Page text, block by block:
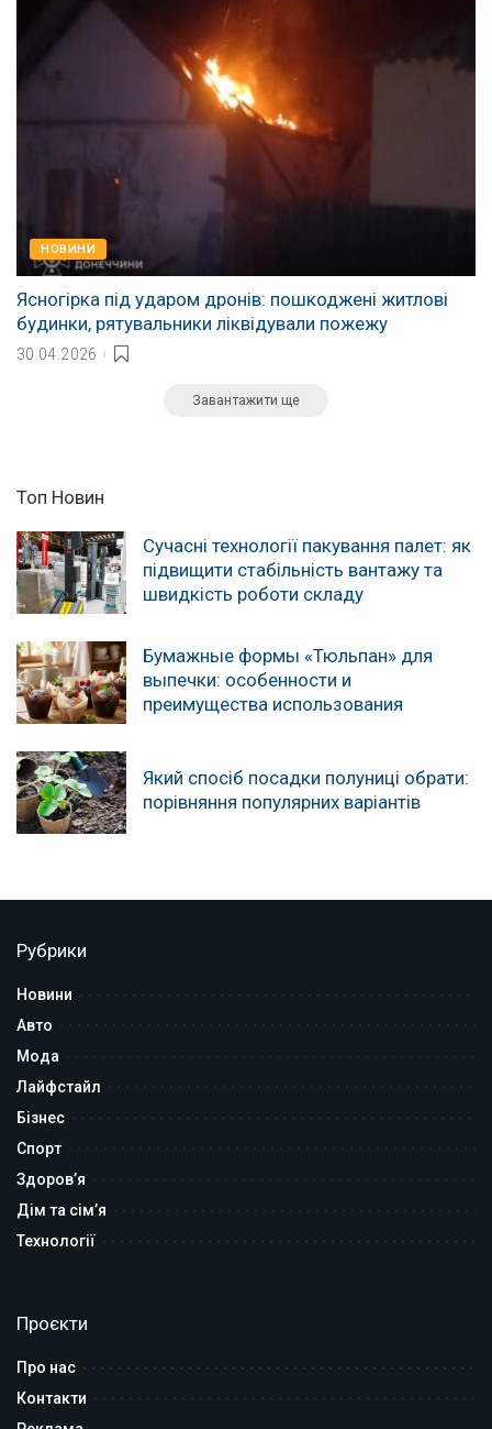
НОВИНИ
Ясногірка під ударом дронів: пошкоджені житлові
будинки, рятувальники ліквідували пожежу
30.04.2026
Завантажити ще
Топ Новин
Сучасні технології пакування палет: як
підвищити стабільність вантажу та
швидкість роботи складу
Бумажные формы «Тюльпан» для
выпечки: особенности и
преимущества использования
Який спосіб посадки полуниці обрати:
порівняння популярних варіантів
Рубрики
Новини
Авто
Мода
Лайфстайл
Бізнес
Спорт
Здоров’я
Дім та сім’я
Технології
Проєкти
Про нас
Контакти